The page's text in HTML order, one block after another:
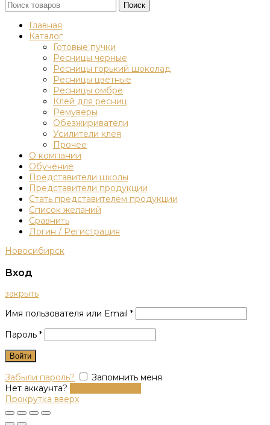
Поиск
Главная
Каталог
Готовые пучки
Ресницы черные
Ресницы горький шоколад
Ресницы цветные
Ресницы омбре
Клей для ресниц
Ремуверы
Обезжириватели
Усилители клея
Прочее
О компании
Обучение
Представители школы
Представители продукции
Стать представителем продукции
Список желаний
Сравнить
Логин / Регистрация
Новосибирск
Вход
закрыть
Имя пользователя или Email *
Пароль *
Войти
Забыли пароль?
Запомнить меня
Нет аккаунта?
Прокрутка вверх